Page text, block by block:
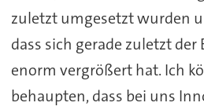
zuletzt umgesetzt wurden
dass sich gerade zuletzt
enorm vergrößert hat. Ich
behaupten, dass bei uns